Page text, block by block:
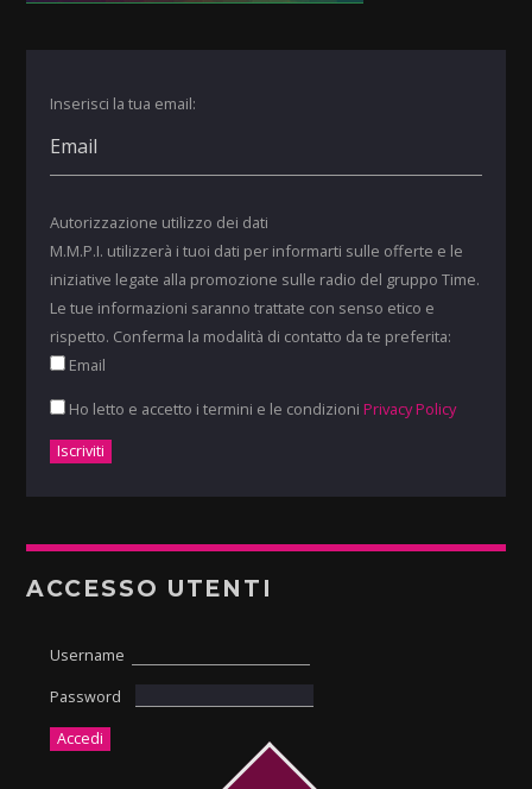
Inserisci la tua email:
Autorizzazione utilizzo dei dati
M.M.P.I. utilizzerà i tuoi dati per informarti sulle offerte e le
iniziative legate alla promozione sulle radio del gruppo Time.
Le tue informazioni saranno trattate con senso etico e
rispetto. Conferma la modalità di contatto da te preferita:
Email
Ho letto e accetto i termini e le condizioni Privacy Policy
ACCESSO UTENTI
Username
Password